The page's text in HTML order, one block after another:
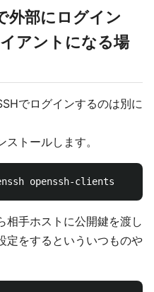
外部にログイン
アントになる場
でログインするのは別に
トールします。
相手ホストに公開鍵を渡し
定をするといういつものや